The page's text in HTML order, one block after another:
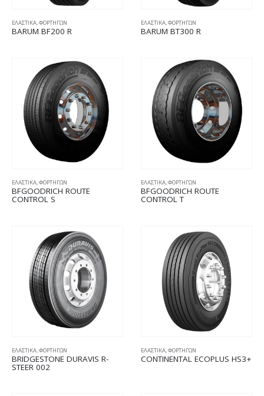
ΕΛΑΣΤΙΚΑ,ΦΟΡΤΗΓΩΝ
BARUM BF200 R
ΕΛΑΣΤΙΚΑ,ΦΟΡΤΗΓΩΝ
BARUM BT300 R
ΕΛΑΣΤΙΚΑ,ΦΟΡΤΗΓΩΝ
BFGOODRICH ROUTE
CONTROL S
ΕΛΑΣΤΙΚΑ,ΦΟΡΤΗΓΩΝ
BFGOODRICH ROUTE
CONTROL T
ΕΛΑΣΤΙΚΑ ΦΟΡΤΗΓΩΝ
BRIDGESTONE DURAVIS R-
STEER 002
ΕΛΑΣΤΙΚΑ ΦΟΡΤΗΓΩΝ
CONTINENTAL ECOPLUS HS3+